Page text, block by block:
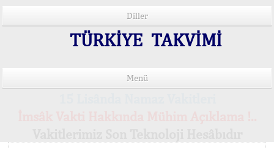
Diller
TÜRKİYE TAKVİMİ
Menü